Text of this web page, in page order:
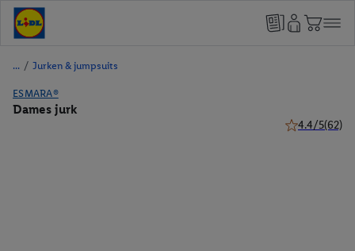
/ Jurken & jumpsuits
ESMARA®
Dames jurk
4.4/5(62)